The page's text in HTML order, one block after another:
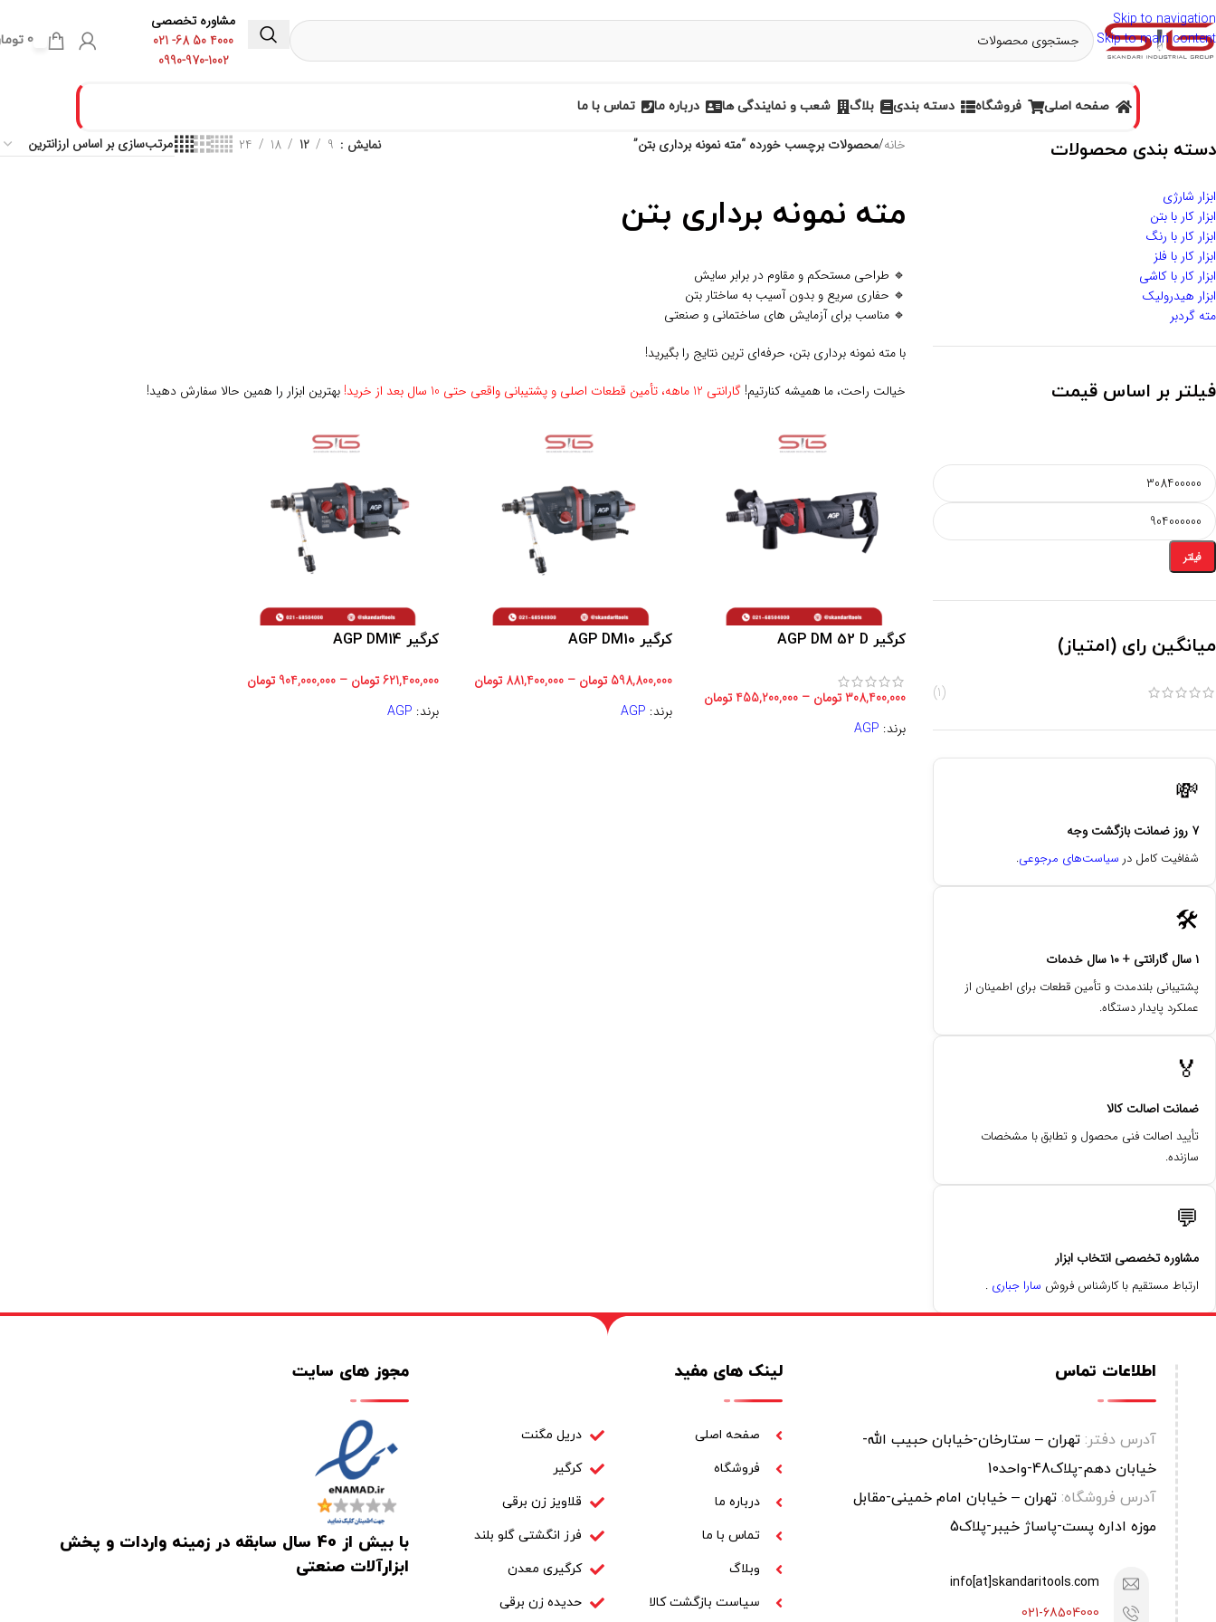
Skip to navigation
Skip to main content
مشاوره تخصصی
4000 50 68- 021
0990-970-1002
0
صفحه اصلی فروشگاه دسته بندی بلاگ شعب و نمایندگی ها درباره ما تماس با ما
دسته بندی محصولات
ابزار شارژی
ابزار کار با بتن
ابزار کار با رنگ
ابزار کار با فلز
ابزار کار با کاشی
ابزار هیدرولیک
مته گردبر
فیلتر بر اساس قیمت
فیلتر
میانگین رای (امتیاز)
(1)
💸
۷ روز ضمانت بازگشت وجه
شفافیت کامل در سیاست‌های مرجوعی.
🛠️
۱ سال گارانتی + ۱۰ سال خدمات
پشتیبانی بلندمدت و تأمین قطعات برای اطمینان از
عملکرد پایدار دستگاه.
🏅
ضمانت اصالت کالا
تأیید اصالت فنی محصول و تطابق با مشخصات
سازنده.
💬
مشاوره تخصصی انتخاب ابزار
ارتباط مستقیم با کارشناس فروش سارا جباری .
مته نمونه برداری بتن
🔹 طراحی مستحکم و مقاوم در برابر سایش
🔹 حفاری سریع و بدون آسیب به ساختار بتن
🔹 مناسب برای آزمایش‌ های ساختمانی و صنعتی
با مته نمونه‌ برداری بتن، حرفه‌ای‌ ترین نتایج را بگیرید!
خیالت راحت، ما همیشه کنارتیم! گارانتی 12 ماهه، تأمین قطعات اصلی و پشتیبانی واقعی حتی 10 سال بعد از خرید! بهترین ابزار را همین حالا سفارش دهید!
خانه/محصولات برچسب خورده “مته نمونه برداری بتن” نمایش 9
12
18
24
کرگیر AGP DM 52 D
308,400,000 تومان –
455,200,000 تومان
برند: AGP
کرگیر AGP DM10
598,800,000 تومان –
881,400,000 تومان
برند: AGP
کرگیر AGP DM14
621,400,000تومان –
904,000,000 تومان
برند: AGP
اطلاعات تماس
آدرس دفتر: تهران – ستارخان-خیابان حبیب الله-
خیابان دهم-پلاک48-واحد10
آدرس فروشگاه: تهران – خیابان امام خمینی-مقابل
موزه اداره پست-پاساژ خیبر-پلاک5
info[at]skandaritools.com
021-68504000
لینک های مفید
صفحه اصلی
فروشگاه
درباره ما
تماس با ما
وبلاگ
سیاست بازگشت کالا
دریل مگنت
کرگیر
قلاویز زن برقی
فرز انگشتی گلو بلند
کرگیری معدن
حدیده زن برقی
مجوز های سایت
با بیش از 40 سال سابقه در زمینه واردات و پخش
ابزارآلات صنعتی